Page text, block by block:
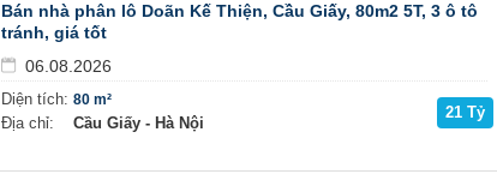
Bán nhà phân lô Doãn Kế Thiện, Cầu Giấy, 80m2 5T, 3 ô tô
tránh, giá tốt
06.08.2026
Diện tích:
Địa chỉ:
80 m²
Cầu Giấy - Hà Nội
21 Tỷ